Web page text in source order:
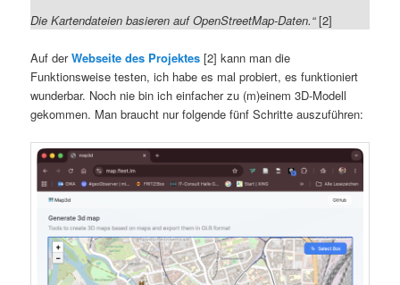
Die Kartendateien basieren auf OpenStreetMap-Daten.“[2]
Auf derWebseite des Projektes [2] kann man die
Funktionsweise testen, ich habe es mal probiert, es funktioniert
wunderbar. Noch nie bin ich einfacher zu (m)einem 3D-Modell
gekommen. Man braucht nur folgende fünf Schritte auszuführen: